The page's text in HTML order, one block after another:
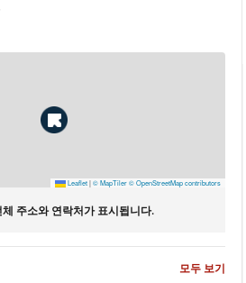
Leaflet|© MapTiler© OpenStreetMap contributors
주소와 연락처가 표시됩니다.
모두 보기